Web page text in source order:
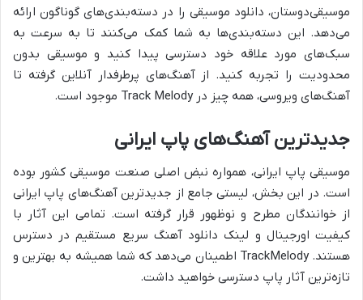
موسیقی‌دوستان، دانلود موسیقی را در دسته‌بندی‌های گوناگون ارائه
می‌دهد. این دسته‌بندی‌ها به شما کمک می‌کنند تا به سرعت به
سبک‌های مورد علاقه خود دسترسی پیدا کنید و موسیقی بدون
محدودیت را تجربه کنید. از آهنگ‌های پرطرفدار آنلاین گرفته تا
آهنگ‌های ویروسی، همه چیز در Track Melody موجود است.
جدیدترین آهنگ‌های پاپ ایرانی
موسیقی پاپ ایرانی، همواره نبض اصلی صنعت موسیقی کشور بوده
است. در این بخش، لیستی جامع از جدیدترین آهنگ‌های پاپ ایرانی
از خوانندگان مطرح و نوظهور قرار گرفته است. تمامی این آثار با
کیفیت اورجینال و لینک دانلود آهنگ سریع مستقیم در دسترس
هستند. TrackMelody اطمینان می‌دهد که شما همیشه به بهترین و
تازه‌ترین آثار پاپ دسترسی خواهید داشت.